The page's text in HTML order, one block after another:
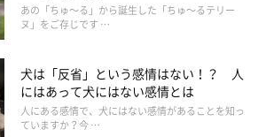
あの「ちゅ～る」から誕生した「ちゅ～るテリー
ヌ」をご存じです …
犬は「反省」という感情はない！？ 人
にはあって犬にはない感情とは
人にある感情で、犬にはない感情があることを知っ
ていますか？今 …